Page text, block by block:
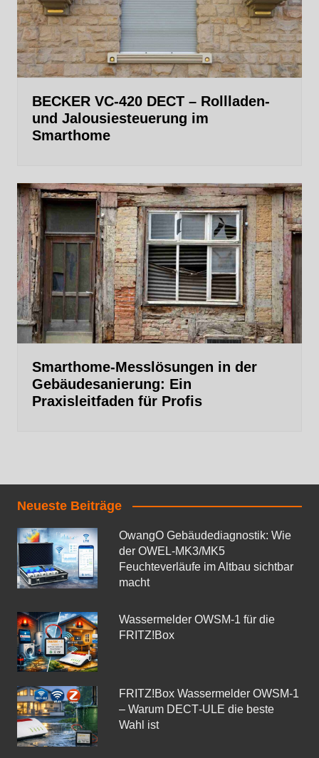
BECKER VC-420 DECT – Rollladen-
und Jalousiesteuerung im
Smarthome
Smarthome-Messlösungen in der
Gebäudesanierung: Ein
Praxisleitfaden für Profis
Neueste Beiträge
OwangO Gebäudediagnostik: Wie
der OWEL‑MK3/MK5
Feuchteverläufe im Altbau sichtbar
macht
Wassermelder OWSM‑1 für die
FRITZ!Box
FRITZ!Box Wassermelder OWSM-1
– Warum DECT‑ULE die beste
Wahl ist